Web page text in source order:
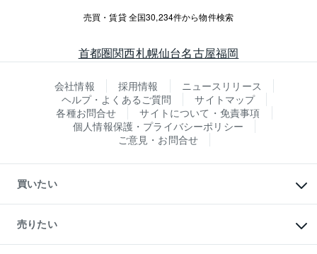
売買・賃貸 全国30,234件から物件検索
首都圏関西札幌仙台名古屋福岡
会社情報 採用情報
ニュースリリース
ヘルプ・よくあるご質問
サイトマップ
各種お問合せ
サイトについて・免責事項
個人情報保護・プライバシーポリシー
ご意見・お問合せ
買いたい
新築・分譲マンションの購入
中古マンションの購入
一戸建ての購入
売りたい